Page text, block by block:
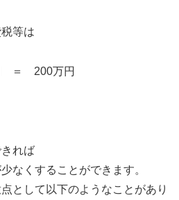
等は
＝ 200万円
れば
なくすることができます。
として以下のようなことがあり